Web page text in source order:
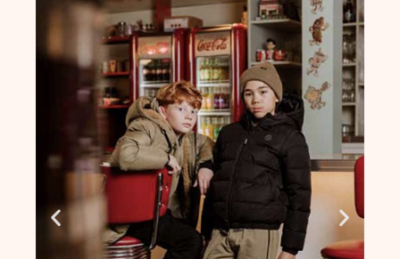
,
Σετ
,
ΑΓΟΡΙ